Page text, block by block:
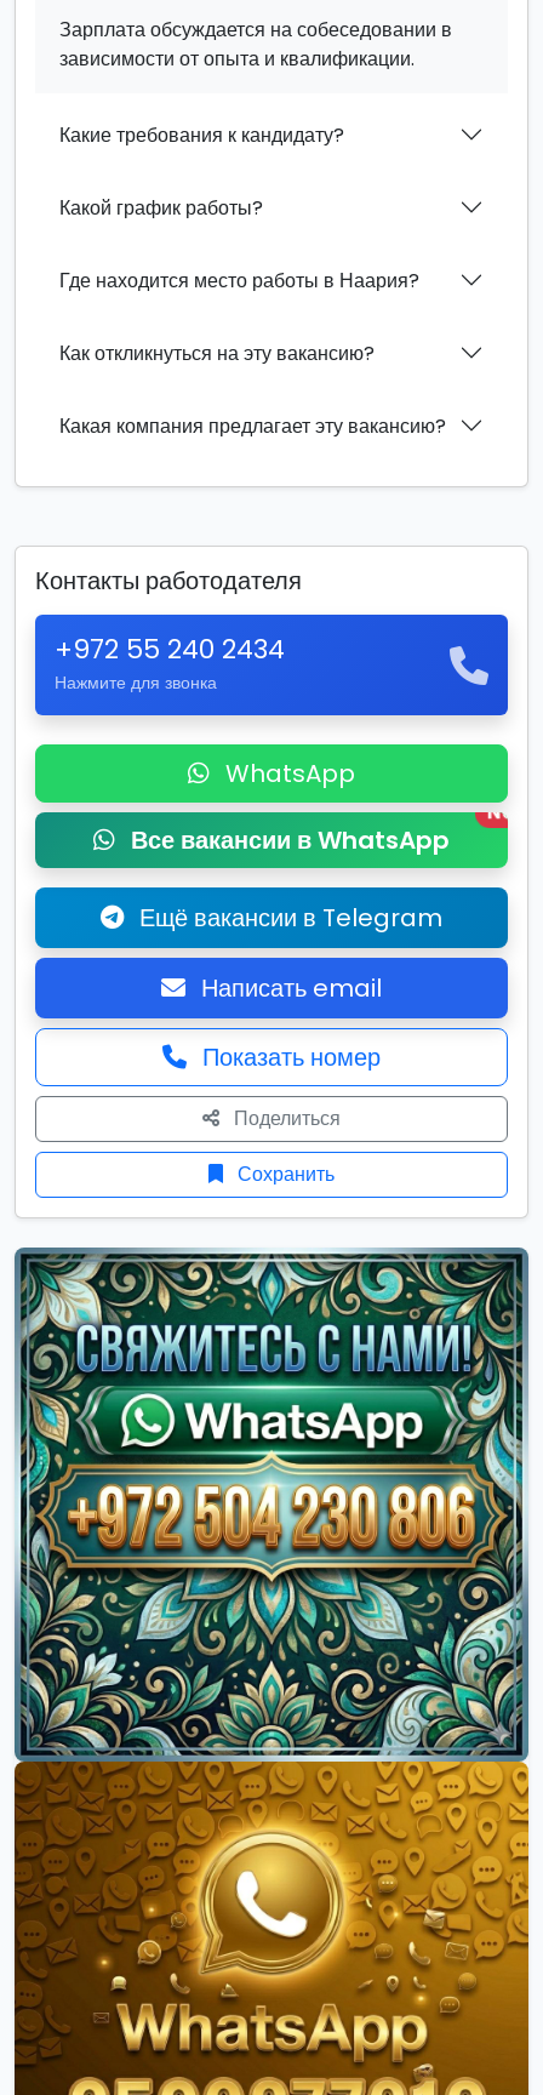
Зарплата обсуждается на собеседовании в
зависимости от опыта и квалификации.
Какие требования к кандидату?
Какой график работы?
Где находится место работы в Наария?
Как откликнуться на эту вакансию?
Какая компания предлагает эту вакансию?
Контакты работодателя
+972 55 240 2434
Нажмите для звонка
WhatsApp
Все вакансии в WhatsApp
New
Ещё вакансии в Telegram
Написать email
Показать номер
Поделиться
Сохранить